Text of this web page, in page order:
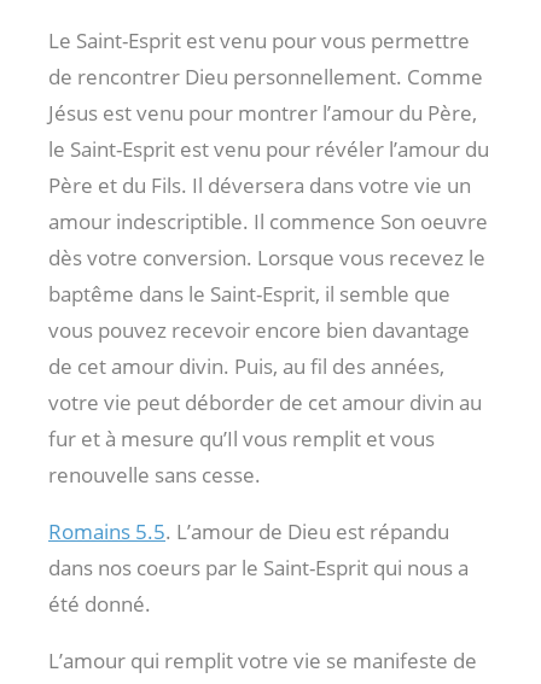
Le Saint-Esprit est venu pour vous permettre
de rencontrer Dieu personnellement. Comme
Jésus est venu pour montrer l’amour du Père,
le Saint-Esprit est venu pour révéler l’amour du
Père et du Fils. Il déversera dans votre vie un
amour indescriptible. Il commence Son oeuvre
dès votre conversion. Lorsque vous recevez le
baptême dans le Saint-Esprit, il semble que
vous pouvez recevoir encore bien davantage
de cet amour divin. Puis, au fil des années,
votre vie peut déborder de cet amour divin au
fur et à mesure qu’Il vous remplit et vous
renouvelle sans cesse.
Romains 5.5. L’amour de Dieu est répandu
dans nos coeurs par le Saint-Esprit qui nous a
été donné.
L’amour qui remplit votre vie se manifeste de